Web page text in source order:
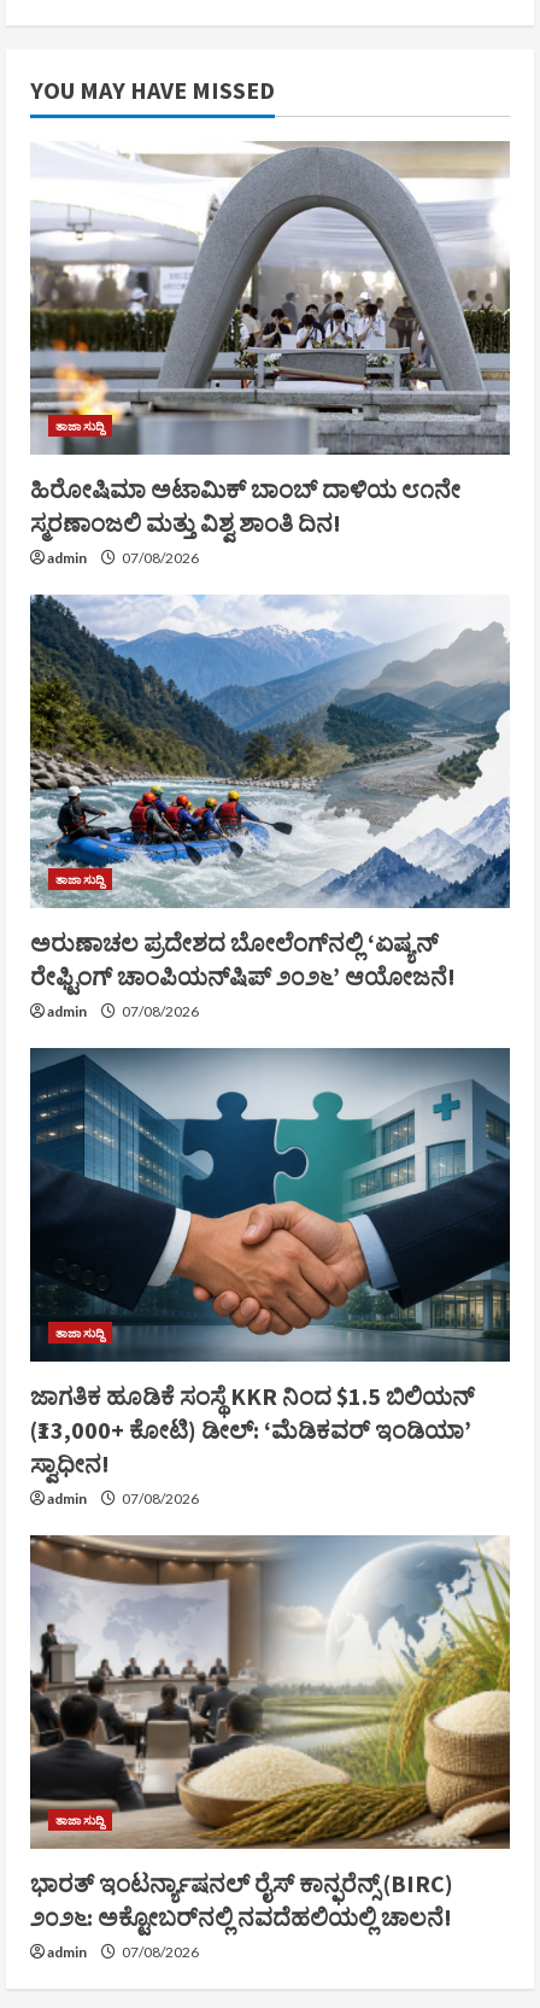
YOU MAY HAVE MISSED
ತಾಜಾ ಸುದ್ದಿ
ಹಿರೋಷಿಮಾ ಅಟಾಮಿಕ್ ಬಾಂಬ್ ದಾಳಿಯ ೮೧ನೇ
ಸ್ಮರಣಾಂಜಲಿ ಮತ್ತು ವಿಶ್ವ ಶಾಂತಿ ದಿನ!
admin 07/08/2026
ತಾಜಾ ಸುದ್ದಿ
ಅರುಣಾಚಲ ಪ್ರದೇಶದ ಬೋಲೆಂಗ್‌ನಲ್ಲಿ ‘ಏಷ್ಯನ್
ರೇಫ್ಟಿಂಗ್ ಚಾಂಪಿಯನ್‌ಷಿಪ್ ೨೦೨೬’ ಆಯೋಜನೆ!
admin 07/08/2026
ತಾಜಾ ಸುದ್ದಿ
ಜಾಗತಿಕ ಹೂಡಿಕೆ ಸಂಸ್ಥೆ KKR ನಿಂದ $1.5 ಬಿಲಿಯನ್
(₹13,000+ ಕೋಟಿ) ಡೀಲ್: ‘ಮೆಡಿಕವರ್ ಇಂಡಿಯಾ’
ಸ್ವಾಧೀನ!
admin 07/08/2026
ತಾಜಾ ಸುದ್ದಿ
ಭಾರತ್ ಇಂಟರ್ನ್ಯಾಷನಲ್ ರೈಸ್ ಕಾನ್ಫರೆನ್ಸ್ (BIRC)
೨೦೨೬: ಅಕ್ಟೋಬರ್‌ನಲ್ಲಿ ನವದೆಹಲಿಯಲ್ಲಿ ಚಾಲನೆ!
admin 07/08/2026